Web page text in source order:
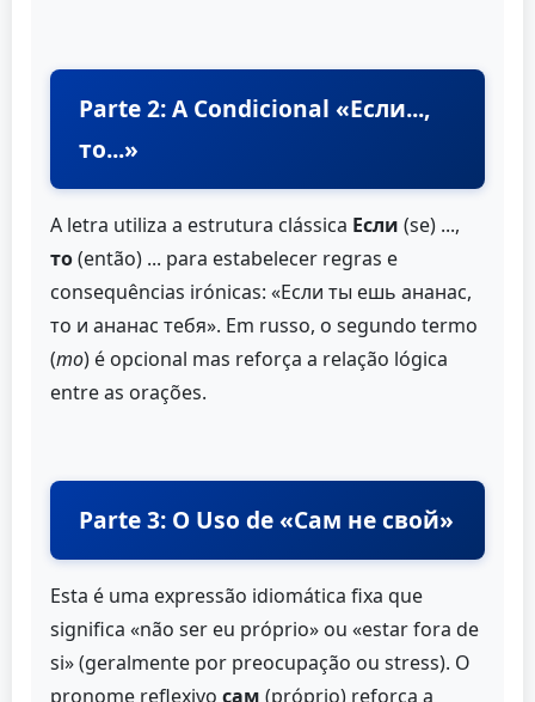
Parte 2: A Condicional «Если...,
то...»
A letra utiliza a estrutura clássica Если (se) ...,
то(então) ... para estabelecer regras e
consequências irónicas: «Если ты ешь ананас,
то и ананас тебя». Em russo, o segundo termo
(то) é opcional mas reforça a relação lógica
entre as orações.
Parte 3: O Uso de «Сам не свой»
Esta é uma expressão idiomática fixa que
significa «não ser eu próprio» ou «estar fora de
si» (geralmente por preocupação ou stress). O
pronome reflexivo сам (próprio) reforça a